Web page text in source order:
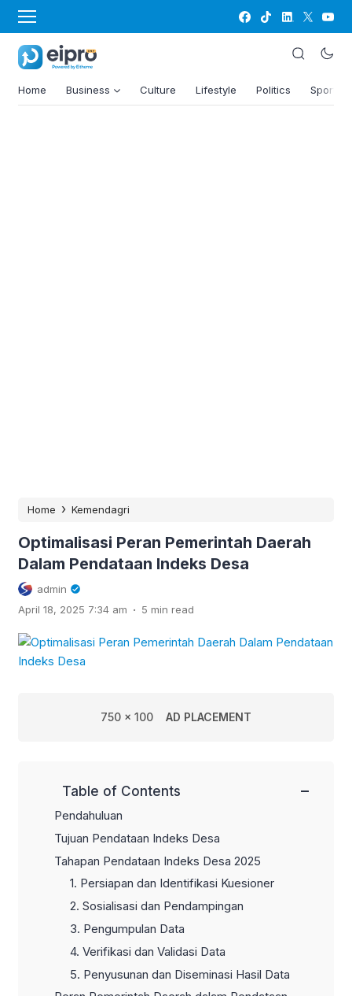
Home Business Culture Lifestyle Politics Sports
Home › Kemendagri
Optimalisasi Peran Pemerintah Daerah
Dalam Pendataan Indeks Desa
admin
April 18, 2025 7:34 am . 5 min read
750 x 100 AD PLACEMENT
Table of Contents −
Pendahuluan
Tujuan Pendataan Indeks Desa
Tahapan Pendataan Indeks Desa 2025
1. Persiapan dan Identifikasi Kuesioner
2. Sosialisasi dan Pendampingan
3. Pengumpulan Data
4. Verifikasi dan Validasi Data
5. Penyusunan dan Diseminasi Hasil Data